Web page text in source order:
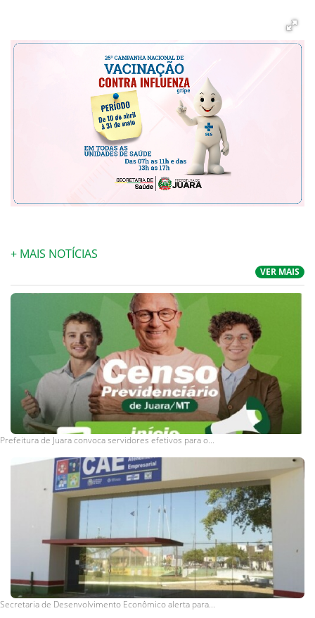
+ MAIS NOTÍCIAS
VER MAIS
Prefeitura de Juara convoca servidores efetivos para o...
Secretaria de Desenvolvimento Econômico alerta para...